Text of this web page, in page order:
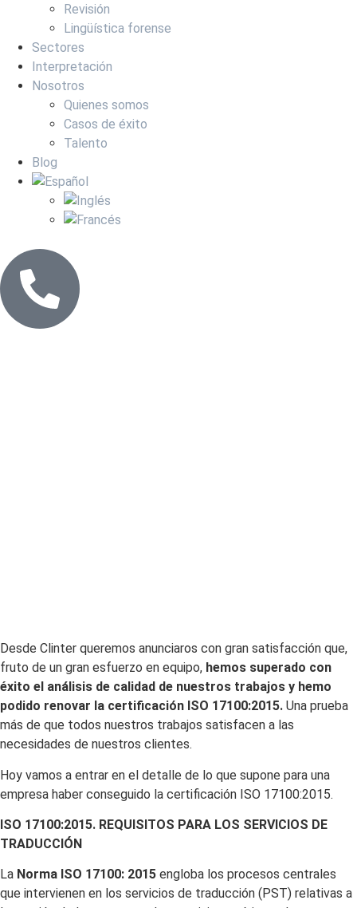
Revisión
Lingüística forense
Sectores
Interpretación
Nosotros
Quienes somos
Casos de éxito
Talento
Blog
Desde Clinter queremos anunciaros con gran satisfacción que,
fruto de un gran esfuerzo en equipo, hemos superado con
éxito el análisis de calidad de nuestros trabajos y hemo
podido renovar la certificación ISO 17100:2015. Una prueba
más de que todos nuestros trabajos satisfacen a las
necesidades de nuestros clientes.
Hoy vamos a entrar en el detalle de lo que supone para una
empresa haber conseguido la certificación ISO 17100:2015.
ISO 17100:2015. REQUISITOS PARA LOS SERVICIOS DE
TRADUCCIÓN
La Norma ISO 17100: 2015 engloba los procesos centrales
que intervienen en los servicios de traducción (PST) relativas a